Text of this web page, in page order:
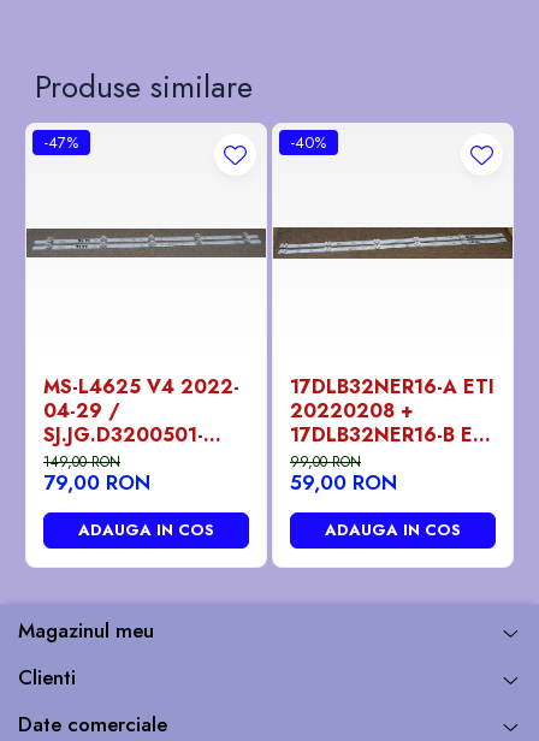
Produse similare
-47%
MS-L4625 V4 2022-
04-29 /
SJ.JG.D3200501-
3030FS-M
1.14.JHMD320001
210827 - pozitia
PX306 PX308 PX309
GG46
149,00 RON
79,00 RON
ADAUGA IN COS
-40%
17DLB32NER16-A ETI
20220208 +
17DLB32NER16-B ETI
0220208 benzi /
barete led ieftine -
pozitia PX746 GG07
GG301 GG406
99,00 RON
59,00 RON
ADAUGA IN COS
Magazinul meu
Clienti
Date comerciale